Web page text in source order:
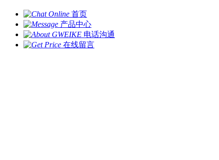
首页
产品中心
电话沟通
在线留言